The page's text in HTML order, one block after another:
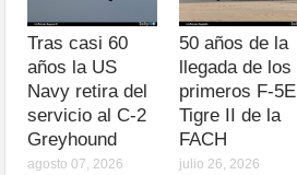
Tras casi 60
años la US
Navy retira del
servicio al C-2
Greyhound
agosto 07, 2026
50 años de la
llegada de los
primeros F-5E
Tigre II de la
FACH
julio 26, 2026